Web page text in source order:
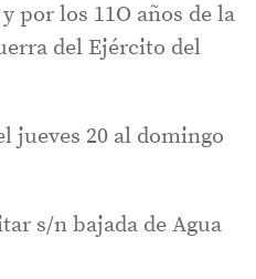
por los 11O años de la
del Ejército del
jueves 20 al domingo
s/n bajada de Agua